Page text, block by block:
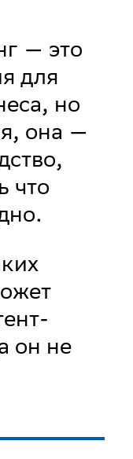
— это
для
но
она —
что
он не